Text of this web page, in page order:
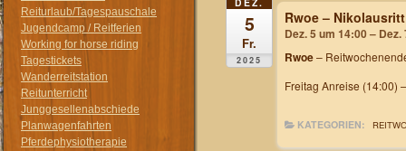
Reiturlaub/Tagespauschale
Jugendcamp / Reitferien
Working for horse riding
Tagestickets
Wanderreitstation
Reitunterricht
Junggesellenabschiede
Planwagenfahrten
Pferdephysiotherapie
5
Fr.
2025
Rwoe – Nikolausritt
Dez. 5 um 14:00 –
Rwoe–
Freitag Anreise (14:00)
KATEGORIEN: